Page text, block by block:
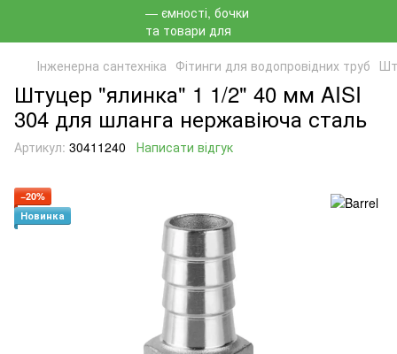
Інженерна сантехніка Фітинги для водопровідних труб
Штуцер "ялинка" 1 1/2" 40 мм AISI
304 для шланга нержавіюча сталь
Артикул: 30411240 Написати відгук
−20%
Новинка